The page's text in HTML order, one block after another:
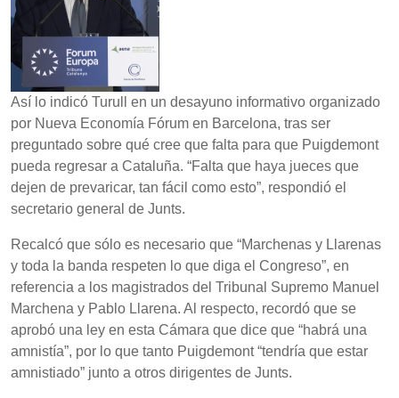
Así lo indicó Turull en un desayuno informativo organizado
por Nueva Economía Fórum en Barcelona, tras ser
preguntado sobre qué cree que falta para que Puigdemont
pueda regresar a Cataluña. “Falta que haya jueces que
dejen de prevaricar, tan fácil como esto”, respondió el
secretario general de Junts.
Recalcó que sólo es necesario que “Marchenas y Llarenas
y toda la banda respeten lo que diga el Congreso”, en
referencia a los magistrados del Tribunal Supremo Manuel
Marchena y Pablo Llarena. Al respecto, recordó que se
aprobó una ley en esta Cámara que dice que “habrá una
amnistía”, por lo que tanto Puigdemont “tendría que estar
amnistiado” junto a otros dirigentes de Junts.